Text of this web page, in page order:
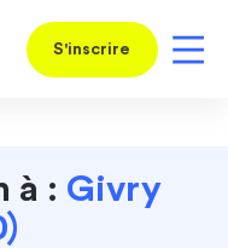
S'inscrire
à : Givry